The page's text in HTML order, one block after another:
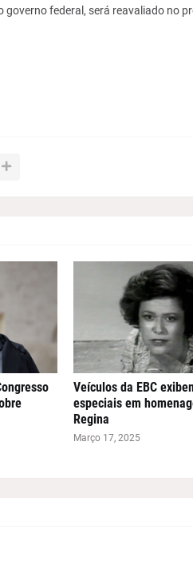
governo federal, será reavaliado no
Veículos da EBC
especiais em
Regina
Março 17, 2025